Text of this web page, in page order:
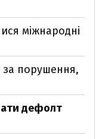
міжнародні
за порушення,
дефолт